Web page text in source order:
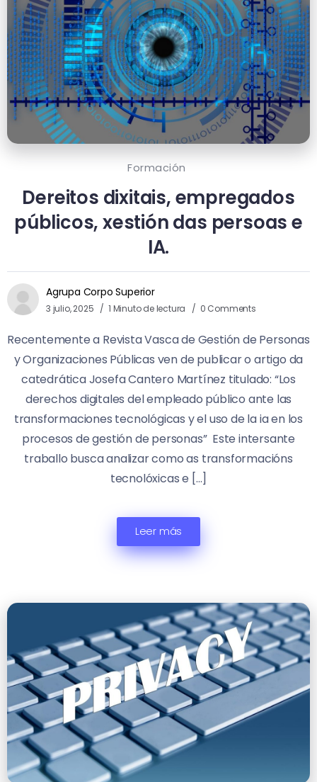
Formación
Dereitos dixitais, empregados
públicos, xestión das persoas e
IA.
Agrupa Corpo Superior
3 julio, 2025 1 Minuto de lectura 0 Comments
Recentemente a Revista Vasca de Gestión de Personas
y Organizaciones Públicas ven de publicar o artigo da
catedrática Josefa Cantero Martínez titulado: “Los
derechos digitales del empleado público ante las
transformaciones tecnológicas y el uso de la ia en los
procesos de gestión de personas” Este intersante
traballo busca analizar como as transformacións
tecnolóxicas e […]
Leer más